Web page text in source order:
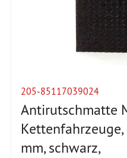
205-85117039024
Antirutschmatte
mm, schwarz,